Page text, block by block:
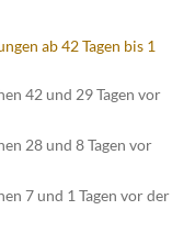
ab 42 Tagen bis 1
42 und 29 Tagen vor
28 und 8 Tagen vor
7 und 1 Tagen vor der